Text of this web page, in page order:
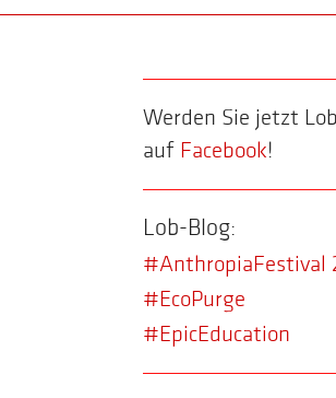
Werden Sie jetzt
auf Facebook!
Lob-Blog:
#AnthropiaFestival
#EcoPurge
#EpicEducation